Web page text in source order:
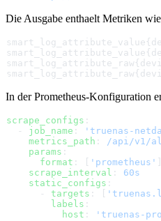
Die Ausgabe enthaelt Metriken
In der Prometheus-Konfiguration
scrape_configs :
  -
job_name :
'truenas-
    metrics_path
:
/api/v1/
    params
:
      format
: [ 'prometheus'
    scrape_interval
: 60s
    static_configs
:
      -
targets : [
        labels
:
          host
: 'truenas-